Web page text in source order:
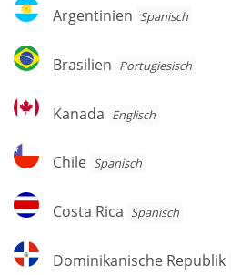
Argentinien
Argentinien Spanisch
Brasilien
Brasilien Por­tu­gie­sisch
Kanada
Kanada Englisch
Chile
Chile Spanisch
Costa
Rica
Costa Rica Spanisch
Dominikanische
Dominikanische Republik